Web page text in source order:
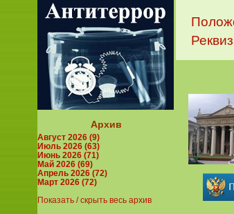
Архив
Август 2026 (9)
Июль 2026 (63)
Июнь 2026 (71)
Май 2026 (69)
Апрель 2026 (72)
Март 2026 (72)
Показать / скрыть весь архив